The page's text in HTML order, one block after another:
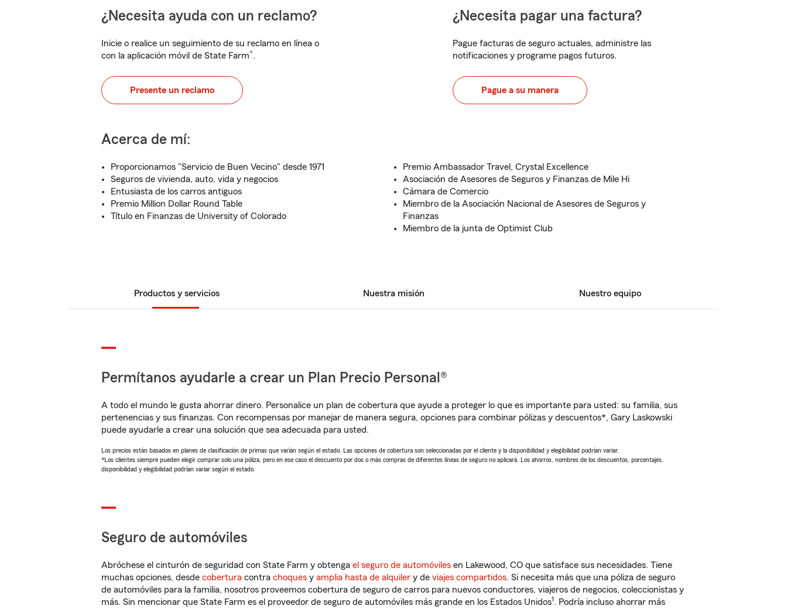
¿Necesita ayuda con un reclamo?
Inicie o realice un seguimiento de su reclamo en línea o
con la aplicación móvil de State Farm®.
Presente un reclamo
¿Necesita pagar una factura?
Pague facturas de seguro actuales, administre las
notificaciones y programe pagos futuros.
Pague a su manera
Acerca de mí:
Proporcionamos "Servicio de Buen Vecino" desde 1971
Seguros de vivienda, auto, vida y negocios
Entusiasta de los carros antiguos
Premio Million Dollar Round Table
Título en Finanzas de University of Colorado
Premio Ambassador Travel, Crystal Excellence
Asociación de Asesores de Seguros y Finanzas de Mile Hi
Cámara de Comercio
Miembro de la Asociación Nacional de Asesores de Seguros y
Finanzas
Miembro de la junta de Optimist Club
Productos y servicios Nuestra misión Nuestro equipo
Permítanos ayudarle a crear un Plan Precio Personal®
A todo el mundo le gusta ahorrar dinero. Personalice un plan de cobertura que ayude a proteger lo que es importante para usted: su familia, sus
pertenencias y sus finanzas. Con recompensas por manejar de manera segura, opciones para combinar pólizas y descuentos*, Gary Laskowski
puede ayudarle a crear una solución que sea adecuada para usted.
Los precios están basados en planes de clasificación de primas que varían según el estado. Las opciones de cobertura son seleccionadas por el cliente y la disponibilidad y elegibilidad podrían variar.
*Los clientes siempre pueden elegir comprar solo una póliza, pero en ese caso el descuento por dos o más compras de diferentes líneas de seguro no aplicará. Los ahorros, nombres de los descuentos, porcentajes,
disponibilidad y elegibilidad podrían variar según el estado.
Seguro de automóviles
Abróchese el cinturón de seguridad con State Farm y obtenga el seguro de automóviles en Lakewood, CO que satisface sus necesidades. Tiene
muchas opciones, desde cobertura contra choques y amplia hasta de alquiler y de viajes compartidos. Si necesita más que una póliza de seguro
de automóviles para la familia, nosotros proveemos cobertura de seguro de carros para nuevos conductores, viajeros de negocios, coleccionistas y
más. Sin mencionar que State Farm es el proveedor de seguro de automóviles más grande en los Estados Unidos1. Podría incluso ahorrar más